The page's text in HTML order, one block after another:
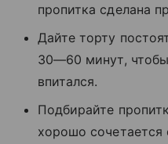
пропитка сделана
Дайте торту
30—60 минут,
впитался.
Подбирайте
хорошо